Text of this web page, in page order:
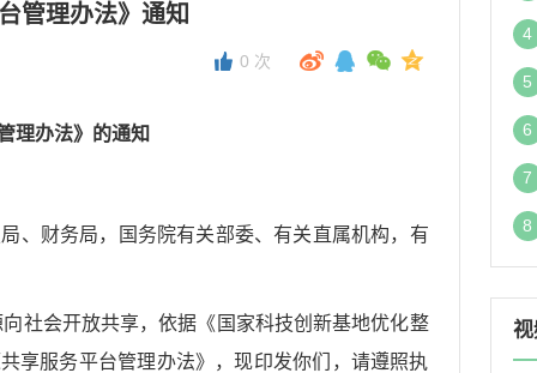
管理办法》通知
0 次
理办法》的通知
、财务局，国务院有关部委、有关直属机构，有
社会开放共享，依据《国家科技创新基地优化整
享服务平台管理办法》，现印发你们，请遵照执
4
5
6
7
8